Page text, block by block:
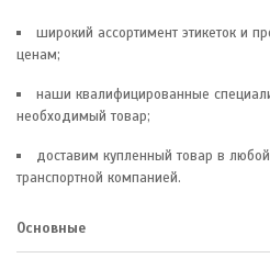
широкий ассортимент этикеток и
ценам;
наши квалифицированные
необходимый товар;
доставим купленный товар в
транспортной компанией.
Основные